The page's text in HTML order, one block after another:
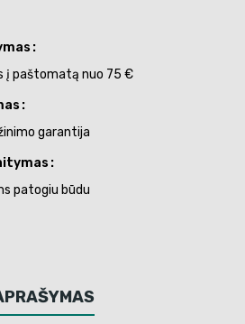
į paštomatą nuo 75 €
garantija
patogiu būdu